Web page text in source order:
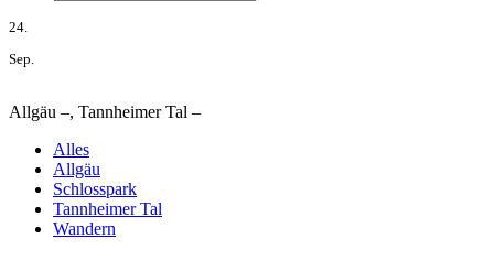
24.
Sep.
Allgäu –, Tannheimer Tal –
Alles
Allgäu
Schlosspark
Tannheimer Tal
Wandern